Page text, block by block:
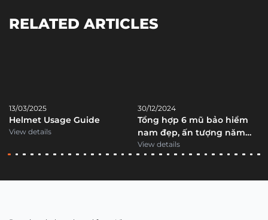
RELATED ARTICLES
13/03/2025
Helmet Usage Guide
View details
30/12/2024
Tổng hợp 6 mũ bảo hiểm
nam đẹp, ấn tượng năm
2025
View details